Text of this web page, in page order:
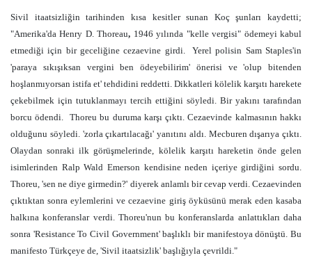
Sivil itaatsizliğin tarihinden kısa kesitler sunan Koç şunları kaydetti;
"Amerika'da Henry D. Thoreau, 1946 yılında "kelle vergisi" ödemeyikabul
etmediği için bir geceliğine cezaevine girdi.
Yerel polisin Sam Staples'in
'paraya sıkışıksan vergini ben ödeyebilirim' önerisi ve 'olup bitenden
hoşlanmıyorsan istifa et' tehdidini reddetti. Dikkatleri kölelik karşıtı harekete
çekebilmek için tutuklanmayı tercih ettiğini söyledi. Bir yakını tarafından
borcu ödendi. Thoreu bu duruma karşı çıktı. Cezaevinde kalmasının hakkı
olduğunu söyledi. 'zorla çıkartılacağı' yanıtını aldı. Mecburen dışarıya çıktı.
Olaydan sonraki ilk görüşmelerinde, kölelik karşıtı hareketin önde gelen
isimlerinden Ralp Wald Emersonkendisine neden içeriye girdiğini sordu.
Thoreu, 'sen ne diye girmedin?' diyerek anlamlı bir cevap verdi.Cezaevinden
çıktıktan sonra eylemlerini ve cezaevine giriş öyküsünü merak eden kasaba
halkına konferanslar verdi. Thoreu'nun bu konferanslarda anlattıkları daha
sonra 'Resistance To Civil Government' başlıklı bir manifestoya dönüştü. Bu
manifesto Türkçeye de, 'Sivil itaatsizlik' başlığıyla çevrildi."